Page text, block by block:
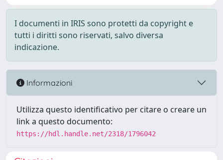
I documenti in IRIS sono protetti da copyright e
tutti i diritti sono riservati, salvo diversa
indicazione.
Informazioni
Utilizza questo identificativo per citare o creare un
link a questo documento:
https://hdl.handle.net/2318/1796042